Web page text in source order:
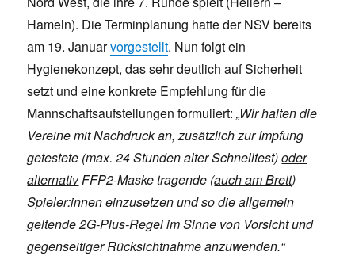
Hameln). Die Terminplanung hatte der NSV bereits
am 19. Januarvorgestellt. Nun folgt ein
Hygienekonzept, das sehr deutlich auf Sicherheit
setzt und eine konkrete Empfehlung für die
Mannschaftsaufstellungen formuliert:„Wir halten die
Vereine mit Nachdruck an, zusätzlich zur Impfung
getestete (max. 24 Stunden alter Schnelltest)oder
alternativFFP2-Maske tragende (auch am Brett)
Spieler:innen einzusetzen und so die allgemein
geltende 2G-Plus-Regel im Sinne von Vorsicht und
gegenseitiger Rücksichtnahme anzuwenden.“